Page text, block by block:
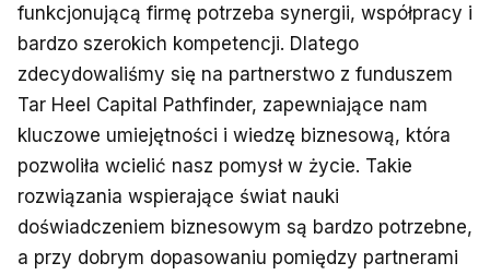
funkcjonującą firmę potrzeba synergii, współpracy i
bardzo szerokich kompetencji. Dlatego
zdecydowaliśmy się na partnerstwo z funduszem
Tar Heel Capital Pathfinder, zapewniające nam
kluczowe umiejętności i wiedzę biznesową, która
pozwoliła wcielić nasz pomysł w życie. Takie
rozwiązania wspierające świat nauki
doświadczeniem biznesowym są bardzo potrzebne,
a przy dobrym dopasowaniu pomiędzy partnerami